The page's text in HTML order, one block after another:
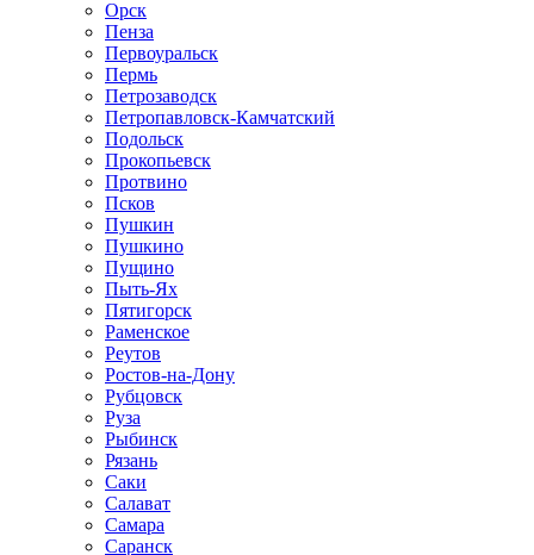
Орск
Пенза
Первоуральск
Пермь
Петрозаводск
Петропавловск-Камчатский
Подольск
Прокопьевск
Протвино
Псков
Пушкин
Пушкино
Пущино
Пыть-Ях
Пятигорск
Раменское
Реутов
Ростов-на-Дону
Рубцовск
Руза
Рыбинск
Рязань
Саки
Салават
Самара
Саранск